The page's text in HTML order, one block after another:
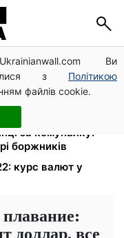
Ви
з Політикою
файлів cookie.
Федоров
та ТЦК
II групи: DRC,
на Херсонщині
за комуналку:
боржників
курс валют у
доллар, все